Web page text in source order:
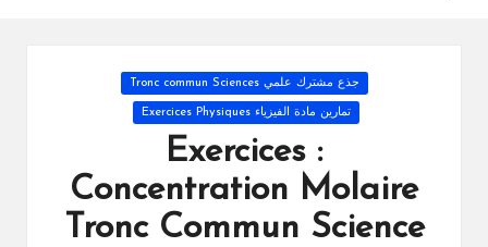
Posted
in
جذع مشترك علمي Tronc commun Sciences
تمارين مادة الفيزياء Exercices Physiques
Exercices :
Concentration Molaire
Tronc Commun Science